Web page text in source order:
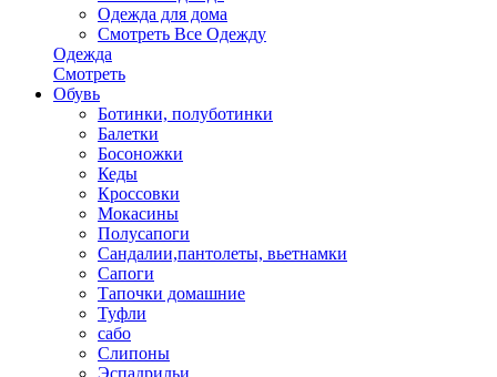
Одежда для дома
Смотреть Все Одежду
Одежда
Смотреть
Обувь
Ботинки, полуботинки
Балетки
Босоножки
Кеды
Кроссовки
Мокасины
Полусапоги
Сандалии,пантолеты, вьетнамки
Сапоги
Тапочки домашние
Туфли
сабо
Слипоны
Эспадрильи